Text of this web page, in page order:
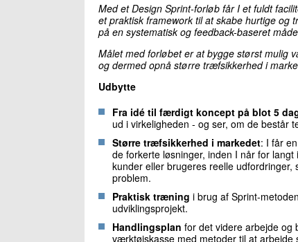
Med et Design Sprint-forløb får I et fuldt
et praktisk framework til at skabe hurtige og
på en systematisk og feedback-baseret
Målet med forløbet er at bygge størst mulig
og dermed opnå større træfsikkerhed i
Udbytte
Fra idé til færdigt koncept på blot 5
ud i virkeligheden - og ser, om de består
Større træfsikkerhed i markedet: I får
de forkerte løsninger, inden I når for
kunder eller brugeres reelle
problem.
Praktisk træning i brug af Sprint-
udviklingsprojekt.
Handlingsplan for det videre arbejde og
værktøjskasse med metoder til at arbejde